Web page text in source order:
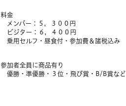
料金
メンバー：５，３００円
ビジター：６，４００円
乗用セルフ・昼食付・参加費＆諸税込み
参加者全員に商品有り
優勝・準優勝・３位・飛び賞・B/B賞など